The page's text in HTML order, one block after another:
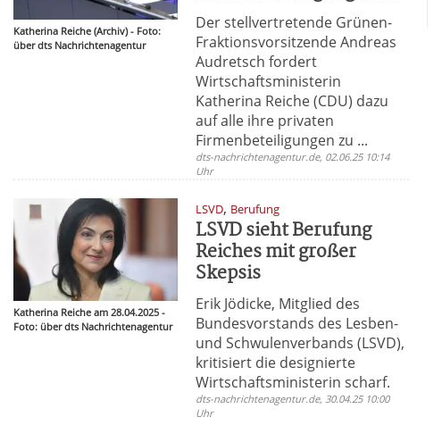
Katherina Reiche (Archiv) - Foto:
über dts Nachrichtenagentur
Der stellvertretende Grünen-
Fraktionsvorsitzende Andreas
Audretsch fordert
Wirtschaftsministerin
Katherina Reiche (CDU) dazu
auf alle ihre privaten
Firmenbeteiligungen zu ...
dts-nachrichtenagentur.de, 02.06.25 10:14
Uhr
Katherina Reiche am 28.04.2025 -
Foto: über dts Nachrichtenagentur
LSVD, Berufung
LSVD sieht Berufung
Reiches mit großer
Skepsis
Erik Jödicke, Mitglied des
Bundesvorstands des Lesben-
und Schwulenverbands (LSVD),
kritisiert die designierte
Wirtschaftsministerin scharf.
dts-nachrichtenagentur.de, 30.04.25 10:00
Uhr